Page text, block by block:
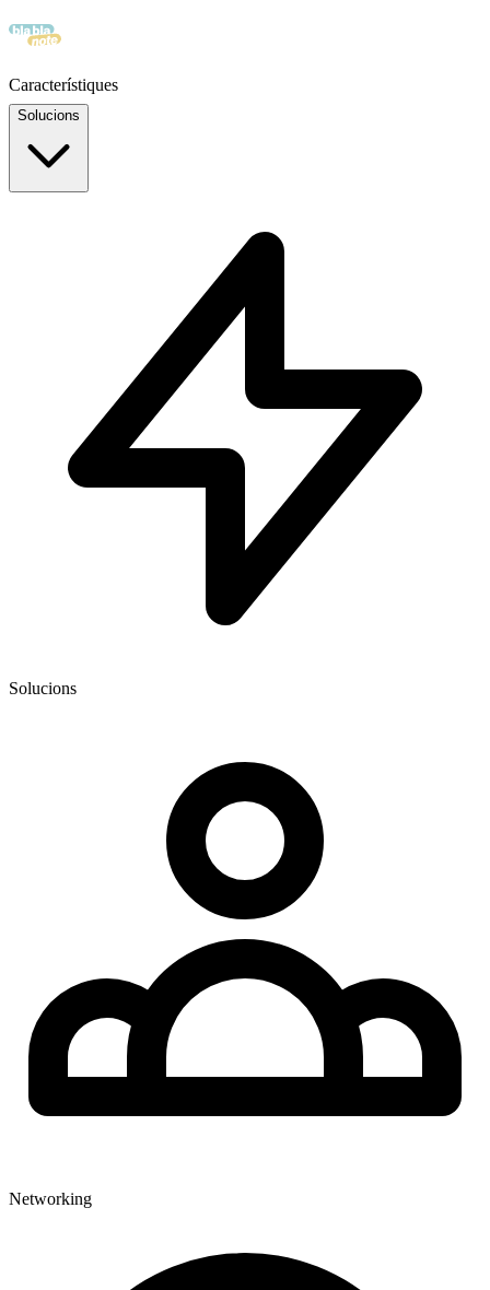
Característiques
Solucions
Solucions
Networking